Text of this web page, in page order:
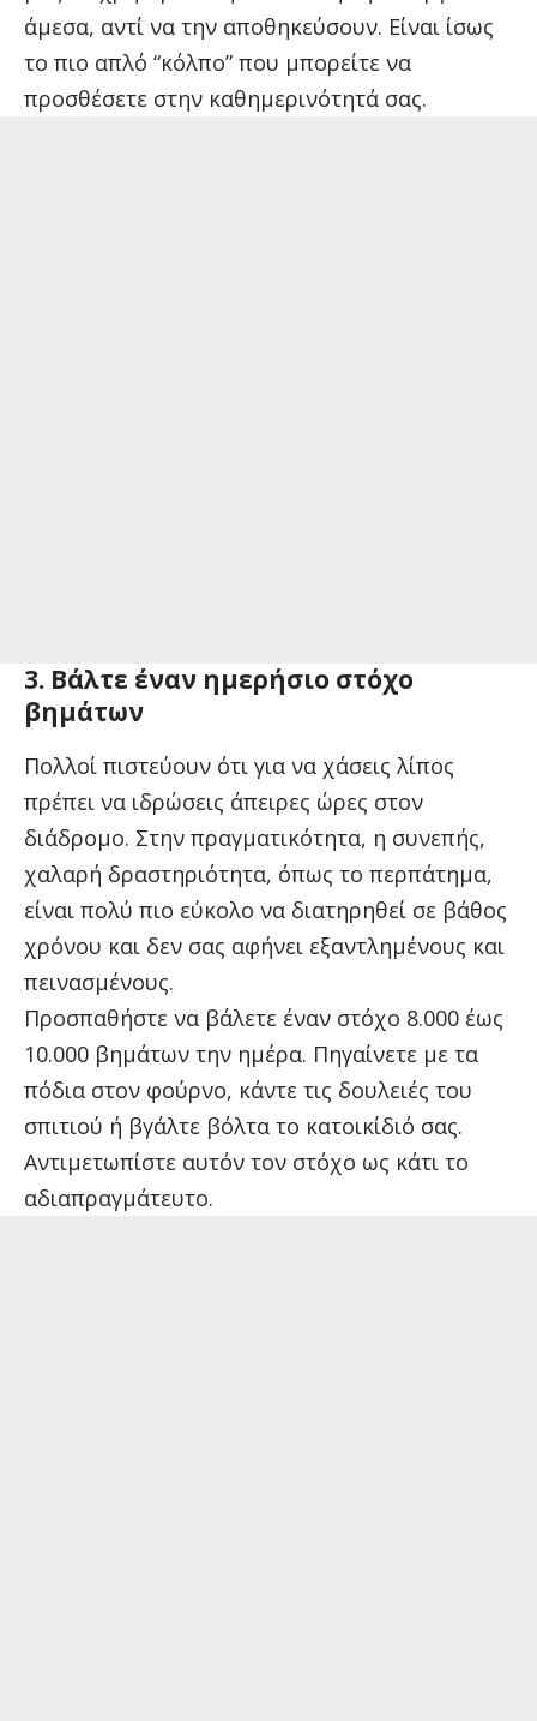
άμεσα, αντί να την αποθηκεύσουν. Είναι ίσως
το πιο απλό “κόλπο” που μπορείτε να
προσθέσετε στην καθημερινότητά σας.
3. Βάλτε έναν ημερήσιο στόχο
βημάτων
Πολλοί πιστεύουν ότι για να χάσεις λίπος
πρέπει να ιδρώσεις άπειρες ώρες στον
διάδρομο. Στην πραγματικότητα, η συνεπής,
χαλαρή δραστηριότητα, όπως το περπάτημα,
είναι πολύ πιο εύκολο να διατηρηθεί σε βάθος
χρόνου και δεν σας αφήνει εξαντλημένους και
πεινασμένους.
Προσπαθήστε να βάλετε έναν στόχο 8.000 έως
10.000 βημάτων την ημέρα. Πηγαίνετε με τα
πόδια στον φούρνο, κάντε τις δουλειές του
σπιτιού ή βγάλτε βόλτα το κατοικίδιό σας.
Αντιμετωπίστε αυτόν τον στόχο ως κάτι το
αδιαπραγμάτευτο.